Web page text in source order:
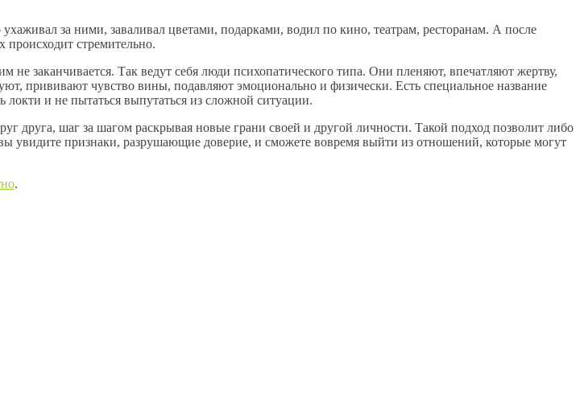
за ними, заваливал цветами, подарками, водил по кино, театрам, ресторанам. А после
происходит стремительно.
заканчивается. Так ведут себя люди психопатического типа. Они пленяют, впечатляют жертву,
прививают чувство вины, подавляют эмоционально и физически. Есть специальное название
локти и не пытаться выпутаться из сложной ситуации.
друга, шаг за шагом раскрывая новые грани своей и другой личности. Такой подход позволит либо
увидите признаки, разрушающие доверие, и сможете вовремя выйти из отношений, которые могут
.